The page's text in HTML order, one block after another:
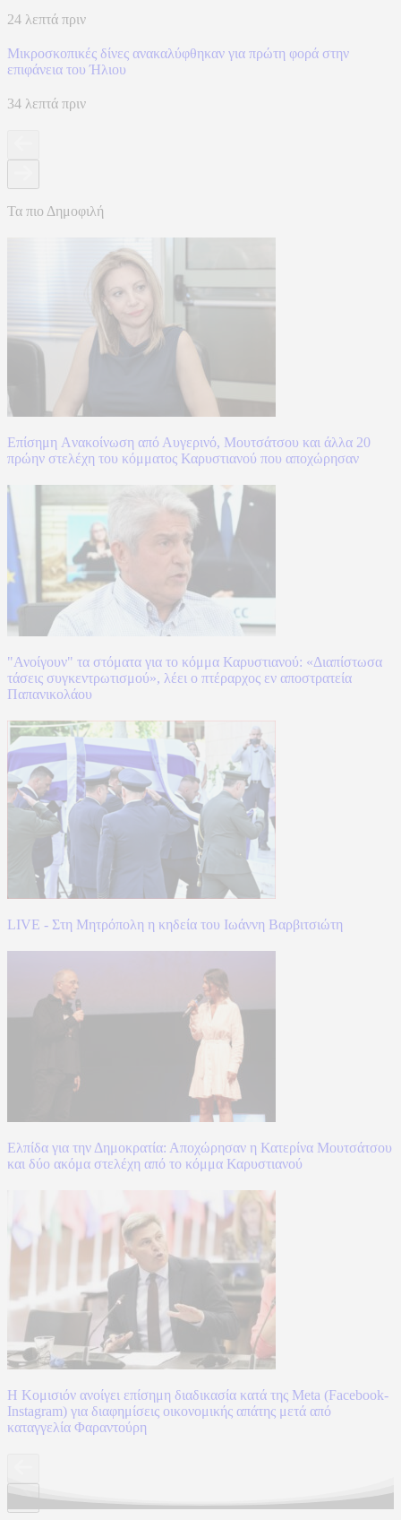
24 λεπτά πριν
Μικροσκοπικές δίνες ανακαλύφθηκαν για πρώτη φορά στην
επιφάνεια του Ήλιου
34 λεπτά πριν
Τα πιο Δημοφιλή
Επίσημη Aνακοίνωση από Αυγερινό, Μουτσάτσου και άλλα 20
πρώην στελέχη του κόμματος Καρυστιανού που αποχώρησαν
"Ανοίγουν" τα στόματα για το κόμμα Καρυστιανού: «Διαπίστωσα
τάσεις συγκεντρωτισμού», λέει ο πτέραρχος εν αποστρατεία
Παπανικολάου
LIVE - Στη Μητρόπολη η κηδεία του Ιωάννη Βαρβιτσιώτη
Ελπίδα για την Δημοκρατία: Αποχώρησαν η Κατερίνα Μουτσάτσου
και δύο ακόμα στελέχη από το κόμμα Καρυστιανού
Η Κομισιόν ανοίγει επίσημη διαδικασία κατά της Meta (Facebook-
Instagram) για διαφημίσεις οικονομικής απάτης μετά από
καταγγελία Φαραντούρη